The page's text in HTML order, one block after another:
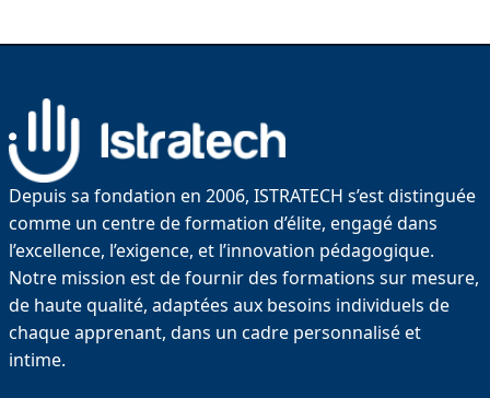
Depuis sa fondation en 2006, ISTRATECH s’est distinguée
comme un centre de formation d’élite, engagé dans
l’excellence, l’exigence, et l’innovation pédagogique.
Notre mission est de fournir des formations sur mesure,
de haute qualité, adaptées aux besoins individuels de
chaque apprenant, dans un cadre personnalisé et
intime.